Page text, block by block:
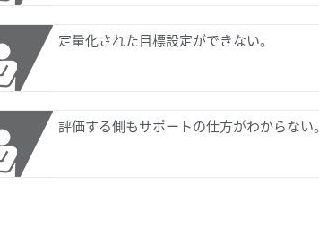
定量化された目標設定ができない。
評価する側もサポートの仕方がわからない。